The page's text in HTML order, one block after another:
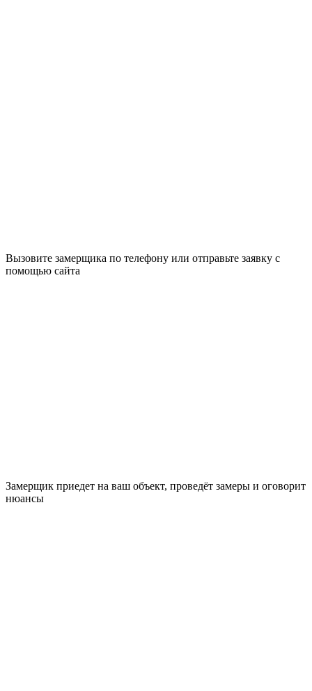
Вызовите замерщика по телефону или отправьте заявку с
помощью сайта
Замерщик приедет на ваш объект, проведёт замеры и оговорит
нюансы